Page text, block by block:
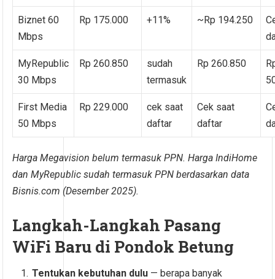
Biznet 60
Mbps
Rp 175.000 +11% ~Rp 194.250
MyRepublic
30 Mbps
Rp 260.850
sudah
termasuk
Rp 260.850
First Media
50 Mbps
Rp 229.000
cek saat
daftar
Cek saat
daftar
Harga Megavision belum termasuk PPN. Harga IndiHome
dan MyRepublic sudah termasuk PPN berdasarkan data
Bisnis.com (Desember 2025).
Langkah-Langkah Pasang
WiFi Baru di Pondok Betung
Tentukan kebutuhan dulu — berapa banyak